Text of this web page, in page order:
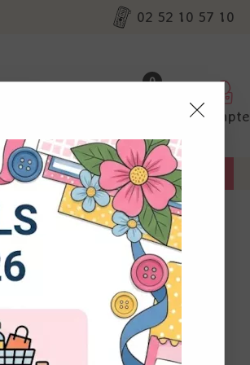
02 52 10 57 10
0
Compte
BONNES AFFAIRES
- Vintage photo
avis !
nos
non
Vous
à droite